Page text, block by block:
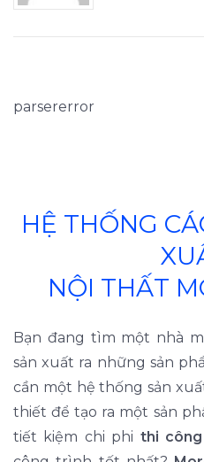
parsererror
HỆ THỐNG
NỘI THẤT
Bạn đang tìm một nhà
sản xuất ra những sản
cần một hệ thống sản
thiết để tạo ra một sản
tiết kiệm chi phi thi